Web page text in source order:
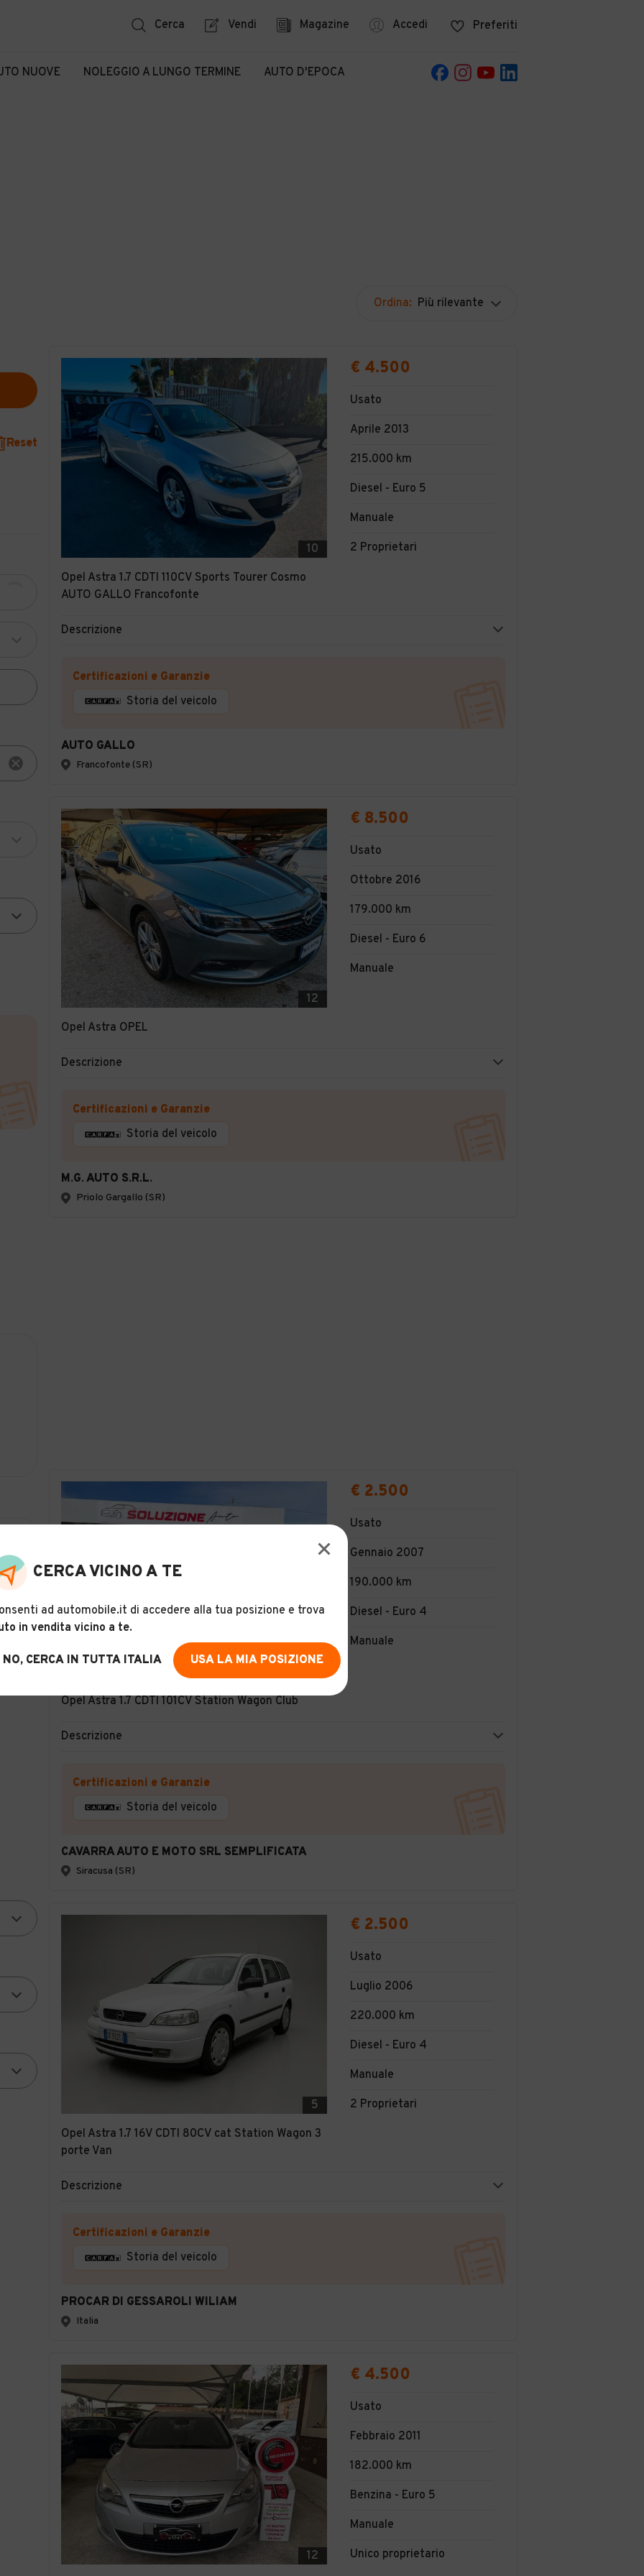
Cerca Vendi Magazine Accedi Preferiti
NUOVE NOLEGGIO A LUNGO TERMINE AUTO D'EPOCA
Ordina: Più rilevante
Reset
10
Opel Astra 1.7 CDTI 110CV Sports Tourer Cosmo
AUTO GALLO Francofonte
€ 4.500
Usato
Aprile 2013
215.000 km
Diesel - Euro 5
Manuale
2 Proprietari
Descrizione
Certificazioni e Garanzie
Storia del veicolo
AUTO GALLO
Francofonte (SR)
12
Opel Astra OPEL
€ 8.500
Usato
Ottobre 2016
179.000 km
Diesel - Euro 6
Manuale
Descrizione
Certificazioni e Garanzie
Storia del veicolo
M.G. AUTO S.R.L.
Priolo Gargallo (SR)
Opel Astra 1.7 CDTI 101CV Station Wagon Club
€ 2.500
Usato
Gennaio 2007
190.000 km
Diesel - Euro 4
Manuale
Descrizione
Certificazioni e Garanzie
Storia del veicolo
CAVARRA AUTO E MOTO SRL SEMPLIFICATA
Siracusa (SR)
5
Opel Astra 1.7 16V CDTI 80CV cat Station Wagon 3
porte Van
€ 2.500
Usato
Luglio 2006
220.000 km
Diesel - Euro 4
Manuale
2 Proprietari
Descrizione
Certificazioni e Garanzie
Storia del veicolo
PROCAR DI GESSAROLI WILIAM
Italia
12
€ 4.500
Usato
Febbraio 2011
182.000 km
Benzina - Euro 5
Manuale
Unico proprietario
CERCA VICINO A TE
ad automobile.it di accedere alla tua posizione e trova
in vendita vicino a te.
NO, CERCA IN TUTTA ITALIA USA LA MIA POSIZIONE